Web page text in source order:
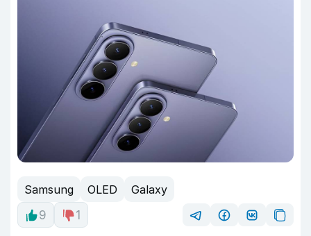
Samsung OLED
Galaxy
9
1